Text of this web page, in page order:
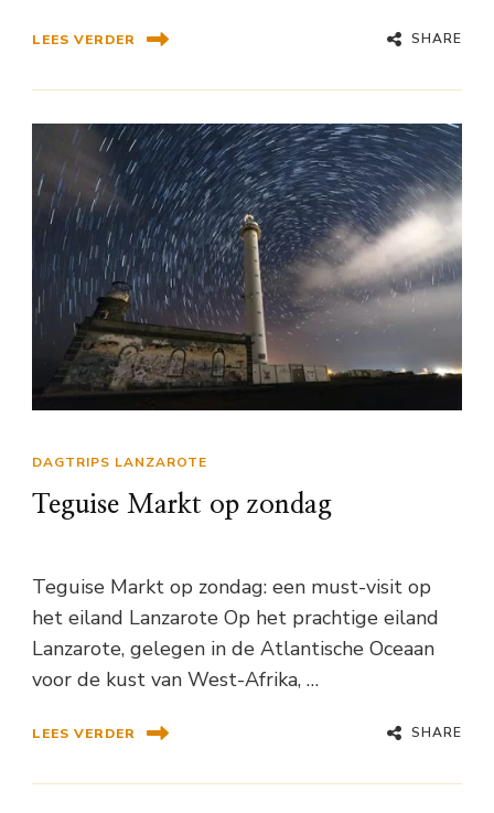
LEES VERDER SHARE
DAGTRIPS LANZAROTE
Teguise Markt op zondag
Teguise Markt op zondag: een must-visit op
het eiland Lanzarote Op het prachtige eiland
Lanzarote, gelegen in de Atlantische Oceaan
voor de kust van West-Afrika, …
LEES VERDER SHARE